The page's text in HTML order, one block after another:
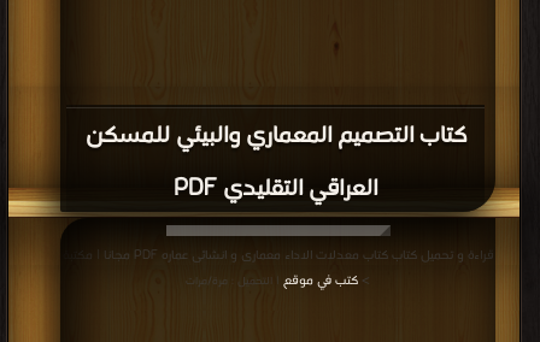
كتاب التصميم المعماري والبيئي للمسكن
العراقي التقليدي PDF
قراءة و تحميل كتاب كتاب معدلات الاداء معمارى و انشائى عماره PDF مجانا | مكتبة
> كتب في موقع | التحميل : مرة/مرات